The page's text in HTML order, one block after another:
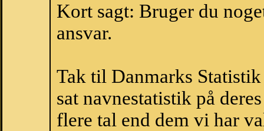
Kort sagt: Bruger du
ansvar.
Tak til Danmarks
sat navnestatistik på
flere tal end dem vi har